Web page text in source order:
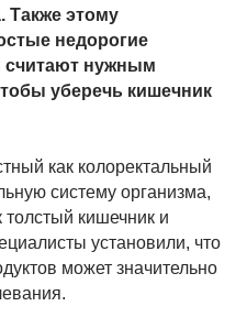
Также этому
недорогие
считают нужным
уберечь кишечник
как колоректальный
систему организма,
толстый кишечник и
установили, что
может значительно